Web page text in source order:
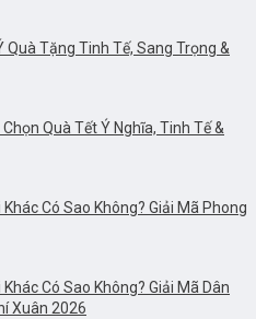
Quà Tặng Tinh Tế, Sang Trọng &
Quà Tết Ý Nghĩa, Tinh Tế &
Có Sao Không? Giải Mã Phong
Có Sao Không? Giải Mã Dân
Xuân 2026